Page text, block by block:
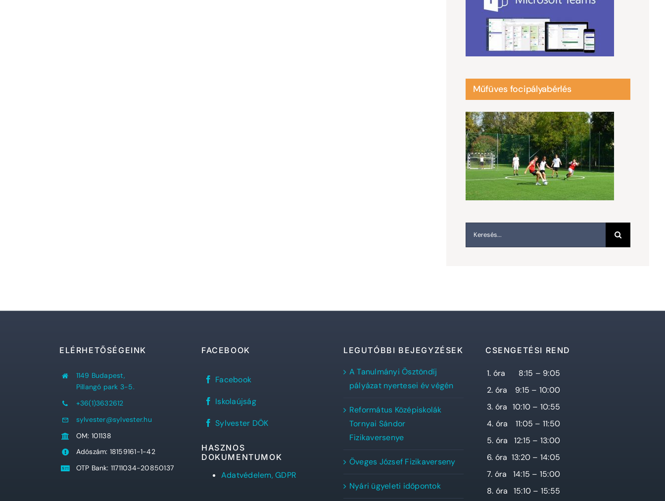
Műfüves focipályabérlés
ELÉRHETŐSÉGEINK
1149 Budapest,
Pillangó park 3-5.
+36(1)3632612
sylvester@sylvester.hu
OM: 101138
Adószám: 18159161-1-42
OTP Bank: 11711034-20850137
FACEBOOK
Sylvester
János
Gimnázium
facebook
Facebook
REFlex,
diáklapja
Iskolaújság
Sylvester
DÖK
oldala
Sylvester DÖK
HASZNOS
DOKUMENTUMOK
Adatvédelem, GDPR
LEGUTÓBBI BEJEGYZÉSEK
A Tanulmányi Ösztöndíj
pályázat nyertesei év végén
Református Középiskolák
Tornyai Sándor
Fizikaversenye
Öveges József Fizikaverseny
Nyári ügyeleti időpontok
CSENGETÉSI REND
1. óra
8:15 – 9:05
2. óra
9:15 – 10:00
3. óra 10:10 – 10:55
4. óra
11:05 – 11:50
5. óra
12:15 – 13:00
6. óra 13:20 – 14:05
7. óra
14:15 – 15:00
8. óra
15:10 – 15:55